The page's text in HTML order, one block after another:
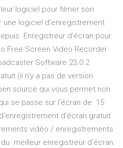
logiciel pour filmer son
une logiciel d'enregistrement
Enregistreur d'écran pour
Free Screen Video Recorder
Software 23.0.2
(il n'y a pas de version
source qui vous permet non
se passe sur l'écran de 15
d'écran gratuit
vidéo / enregistrements
meilleur enregistreur d'écran.